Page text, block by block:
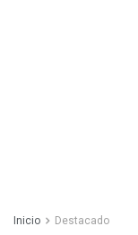
Inicio Destacado